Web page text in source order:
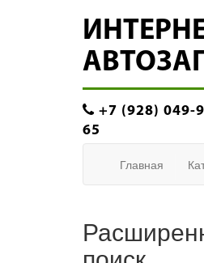
+7 (928) 049-
65
Главная